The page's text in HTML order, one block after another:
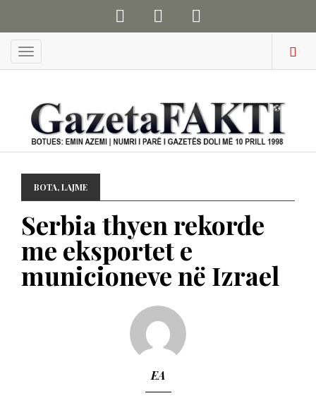
Menu
BOTA,LAJME
Serbia thyen rekorde
me eksportet e
municioneve në Izrael
EA